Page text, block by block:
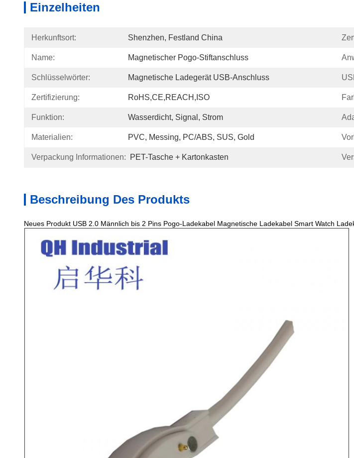
Einzelheiten
Herkunftsort: Shenzhen, Festland China
Name: Magnetischer Pogo-Stiftanschluss
Schlüsselwörter: Magnetische Ladegerät USB-Anschluss
Zertifizierung: RoHS,CE,REACH,ISO
Funktion: Wasserdicht, Signal, Strom
Materialien: PVC, Messing, PC/ABS, SUS, Gold
Verpackung Informationen: PET-Tasche + Kartonkasten
Beschreibung Des Produkts
Neues Produkt USB 2.0 Männlich bis 2 Pins Pogo-Ladekabel Magnetische Ladekabel Smart Watch